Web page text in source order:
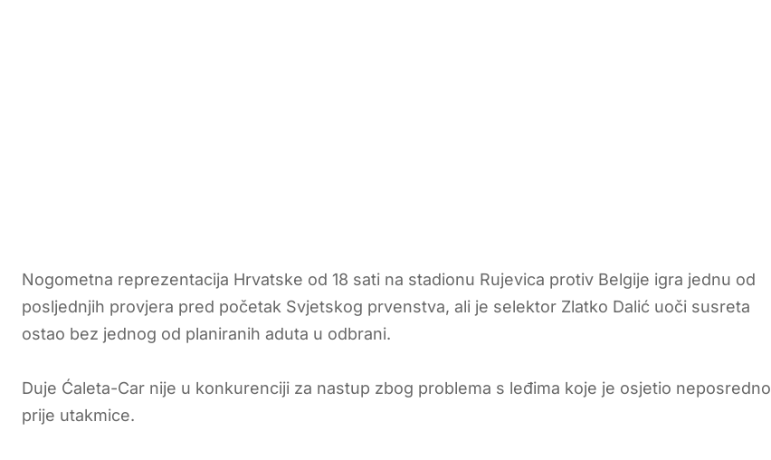
Nogometna reprezentacija Hrvatske od 18 sati na stadionu Rujevica protiv Belgije igra jednu od
posljednjih provjera pred početak Svjetskog prvenstva, ali je selektor Zlatko Dalić uoči susreta
ostao bez jednog od planiranih aduta u odbrani.
Duje Ćaleta-Car nije u konkurenciji za nastup zbog problema s leđima koje je osjetio neposredno
prije utakmice.